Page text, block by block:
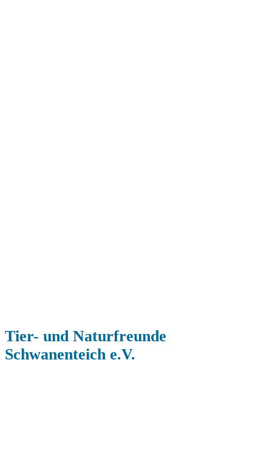
Tier- und Naturfreunde
Schwanenteich e.V.